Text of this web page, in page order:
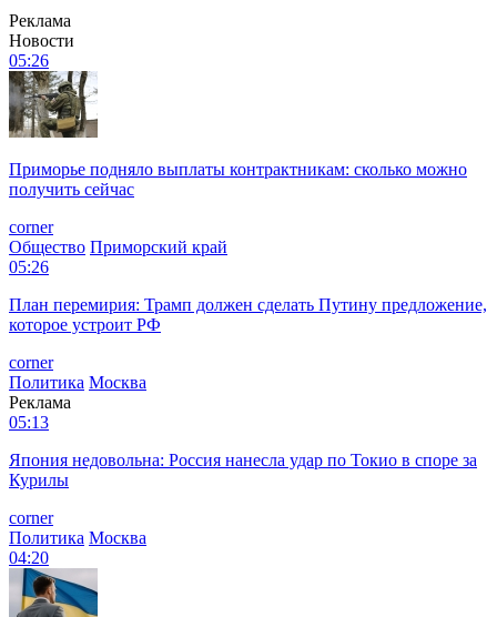
Реклама
Новости
05:26
Приморье подняло выплаты контрактникам: сколько можно
получить сейчас
corner
Общество Приморский край
05:26
План перемирия: Трамп должен сделать Путину предложение,
которое устроит РФ
corner
Политика Москва
Реклама
05:13
Япония недовольна: Россия нанесла удар по Токио в споре за
Курилы
corner
Политика Москва
04:20